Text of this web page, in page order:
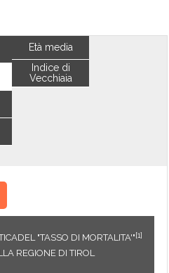
Età media
Indice di
Vecchiaia
"TASSO DI MORTALITA'"[1]
REGIONE DI TIROL